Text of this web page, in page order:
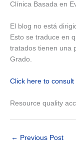
Clínica Basada en
El blog no está
Esto se traduce en
tratados tienen una
Grado.
Click here to
Resource quality
← Previous Post